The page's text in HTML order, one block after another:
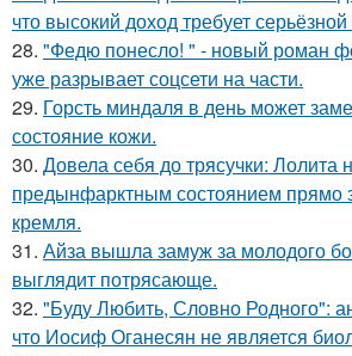
что высокий доход требует серьёзной
28. "Федю понесло! " - новый роман
уже разрывает соцсети на части.
29. Горсть миндаля в день может
состояние кожи.
30. Довела себя до трясучки: Лолита
предынфарктным состоянием прямо
кремля.
31. Айза вышла замуж за молодого
выглядит потрясающе.
32. "Буду Любить, Словно Родного":
что Иосиф Оганесян не является